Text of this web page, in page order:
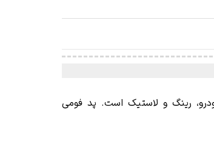
رینگ و لاستیک است. پد فومی